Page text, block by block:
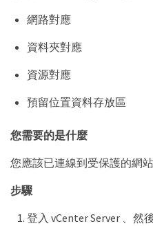
網路對應
資料夾對應
資源對應
預留位置資料存放區
您需要的是什麼
您應該已連線到受保護的網站
步驟
登入 vCenter Server 、然